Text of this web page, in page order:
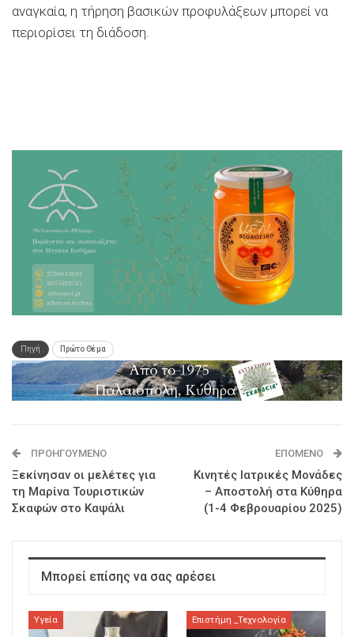
αναγκαία, η τήρηση βασικών προφυλάξεων μπορεί να
περιορίσει τη διάδοση.
Πηγή Πρώτο Θέμα
ΠΡΟΗΓΟΎΜΕΝΟ
Ξεκίνησαν οι μελέτες για
τη Μαρίνα Τουριστικών
Σκαφών στο Καψάλι
ΕΠΌΜΕΝΟ
Κινητές Ιατρικές Μονάδες
– Αποστολή στα Κύθηρα
(1-4 Φεβρουαρίου 2025)
Μπορεί επίσης να σας αρέσει
Υγεία Επιστήμη _Τεχνολογία